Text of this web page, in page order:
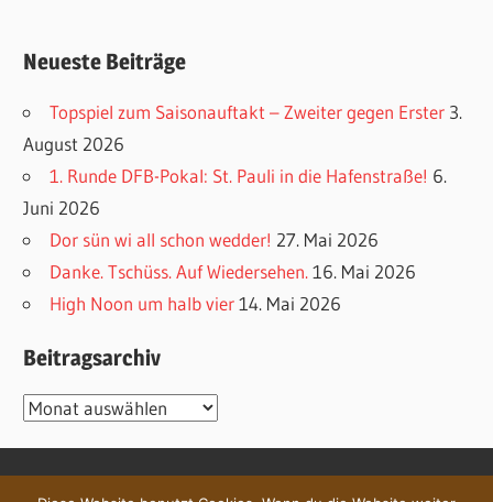
Neueste Beiträge
Topspiel zum Saisonauftakt – Zweiter gegen Erster 3.
August 2026
1. Runde DFB-Pokal: St. Pauli in die Hafenstraße! 6.
Juni 2026
Dor sün wi all schon wedder! 27. Mai 2026
Danke. Tschüss. Auf Wiedersehen. 16. Mai 2026
High Noon um halb vier 14. Mai 2026
Beitragsarchiv
Beitragsarchiv